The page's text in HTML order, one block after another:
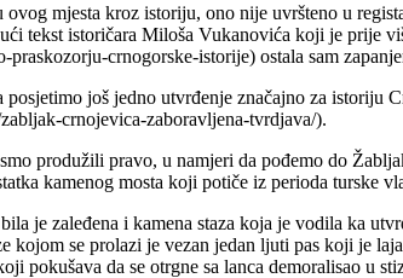
mjesta kroz istoriju, ono nije uvršteno u
tekst istoričara Miloša Vukanovića koji je prije
crnogorske-istorije) ostala sam
još jedno utvrđenje značajno za
crnojevica-zaboravljena-tvrdjava/).
produžili pravo, u namjeri da pođemo do
kamenog mosta koji potiče iz perioda turske
je zaleđena i kamena staza koja je vodila ka
kojom se prolazi je vezan jedan ljuti pas koji je
pokušava da se otrgne sa lanca demoralisao u